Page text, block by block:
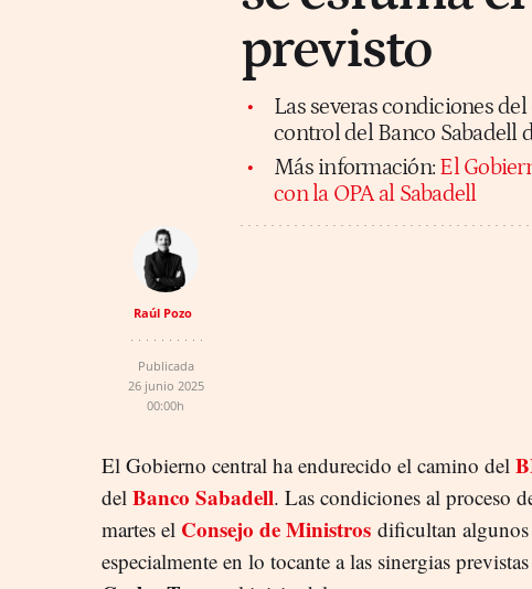
previsto
Las severas condiciones
control del Banco Sabadell
Más información: El
con la OPA al Sabadell
Raúl Pozo
Publicada
26 junio 2025
00:00h
El Gobierno central ha endurecido el camino del
del Banco Sabadell. Las condiciones al proceso
martes el Consejo de Ministros dificultan
especialmente en lo tocante a las sinergias